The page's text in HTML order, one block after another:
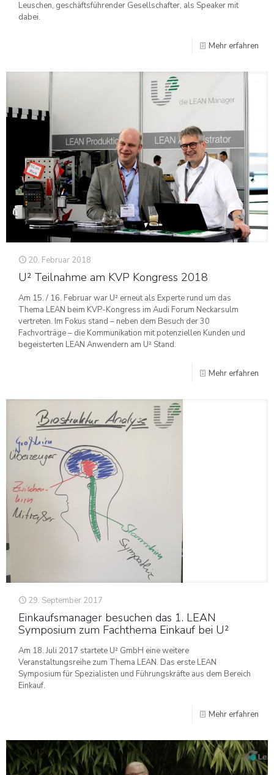
Leuschen, geschäftsführender Gesellschafter, als Speaker mit
dabei.
Mehr erfahren
20. Februar 2018
U² Teilnahme am KVP Kongress 2018
Am 15. / 16. Februar war U² erneut als Experte rund um das
Thema LEAN beim KVP-Kongress im Audi Forum Neckarsulm
vertreten. Im Fokus stand – neben dem Besuch der 30
Fachvorträge – die Kommunikation mit potenziellen Kunden und
begeisterten LEAN Anwendern am U² Stand.
Mehr erfahren
29. September 2017
Einkaufsmanager besuchen das 1. LEAN
Symposium zum Fachthema Einkauf bei U²
Am 18. Juli 2017 startete U² GmbH eine weitere
Veranstaltungsreihe zum Thema LEAN. Das erste LEAN
Symposium für Spezialisten und Führungskräfte aus dem Bereich
Einkauf.
Mehr erfahren